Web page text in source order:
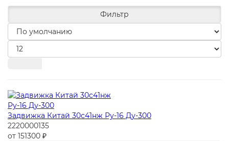
Фильтр
Задвижка Китай 30с41нж Ру-16 Ду-300
2220000135
от 151300 ₽